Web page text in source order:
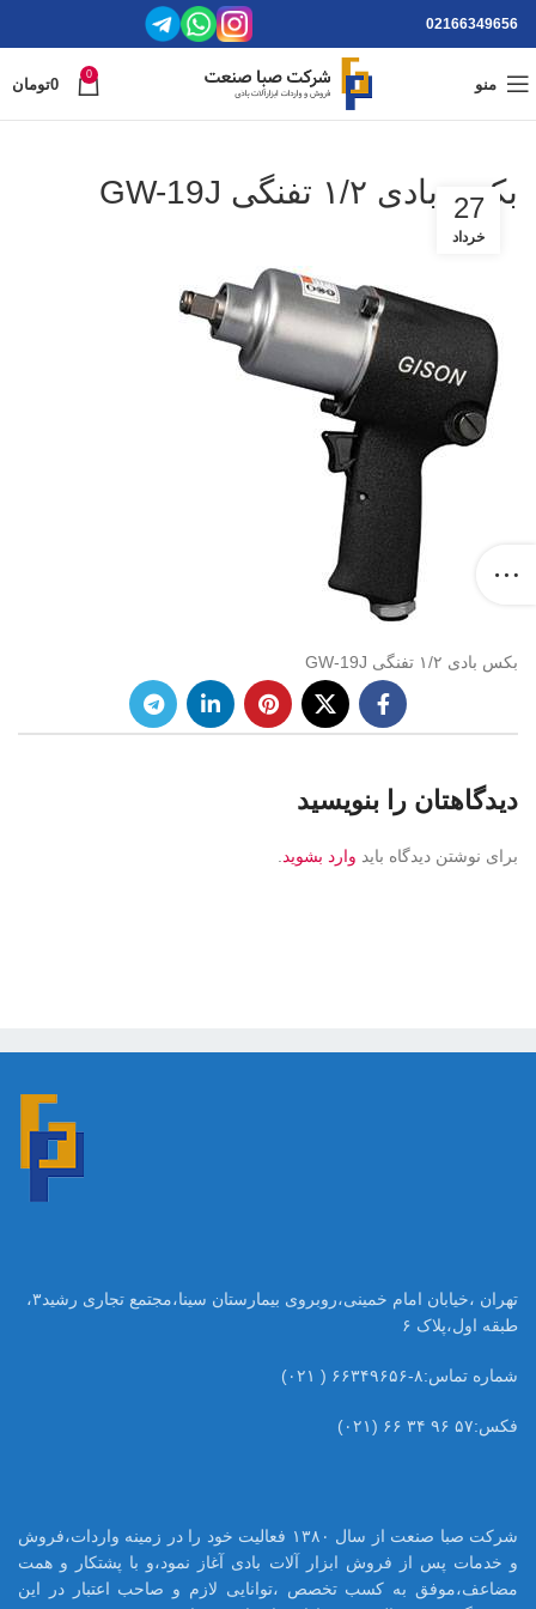
02166349656
منو
0
0تومان
بکس بادی ۱/۲ تفنگی GW-19J
27
خرداد
بکس بادی ۱/۲ تفنگی GW-19J
دیدگاهتان را بنویسید
برای نوشتن دیدگاه باید وارد بشوید
تهران ،خیابان امام خمینی،روبروی بیمارستان سینا،مجتمع تجاری رشید۳،
طبقه اول،پلاک ۶
شماره تماس:۸-۶۶۳۴۹۶۵۶ ( ۰۲۱)
فکس:۵۷ ۹۶ ۳۴ ۶۶ (۰۲۱)
شرکت صبا صنعت از سال ۱۳۸۰ فعالیت خود را در زمینه واردات،فروش
و خدمات پس از فروش ابزار آلات بادی آغاز نمود،و با پشتکار و همت
مضاعف،موفق به کسب تخصص ،توانایی لازم و صاحب اعتبار در این